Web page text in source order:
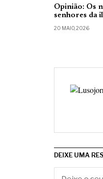
Opinião: Os
senhores da
20 MAIO, 2026
DEIXE UMA